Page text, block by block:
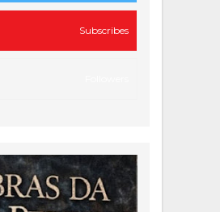
Subscribes